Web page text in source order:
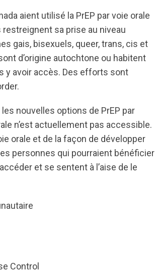
aient utilisé la PrEP par voie orale
sa prise au niveau
gais, bisexuels, queer, trans, cis et
d’origine autochtone ou habitent
y avoir accès. Des efforts sont
les nouvelles options de PrEP par
n’est actuellement pas accessible.
orale et de la façon de développer
personnes qui pourraient bénéficier
et se sentent à l’aise de le
Control